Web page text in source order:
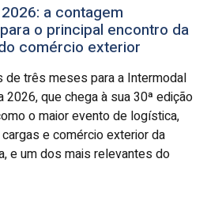
a contagem
o principal encontro da
comércio exterior
de três meses para a Intermodal
2026, que chega à sua 30ª edição
o maior evento de logística,
e comércio exterior da
e um dos mais relevantes do